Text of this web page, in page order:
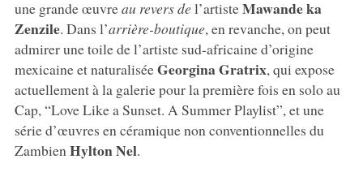
une grande œuvreau revers del’artisteMawande ka
Zenzile. Dans l’arrière-boutique, en revanche, on peut
admirer une toile de l’artiste sud-africaine d’origine
mexicaine et naturaliséeGeorgina Gratrix, qui expose
actuellement à la galerie pour la première fois en solo au
Cap, “Love Like a Sunset. A Summer Playlist”, et une
série d’œuvres en céramique non conventionnelles du
ZambienHylton Nel.